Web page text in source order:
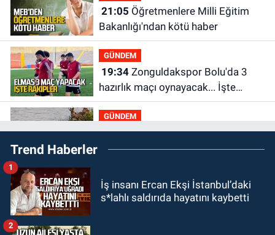
21:05
Bakanlığı'ndan kötü haber
GÜNDEM
19:34Zonguldakspor Bolu'da 3
hazırlık maçı oynayacak... İşte
rakipler...
GÜNDEM
19:27Çaycuma ırmağında görüldü:
Görenler şaşkınlık yaşadı
19:12
Trend Haberler
İş insanı Ercan Ekşi İstanbul’daki
s*lahlı saldırıda hayatını kaybetti
1
2